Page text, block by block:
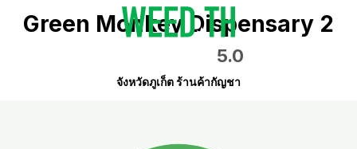
Green Monkey Dispensary 2
5.0
จังหวัดภูเก็ต ร้านค้ากัญชา